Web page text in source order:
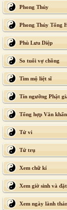
Phong Thủy
Phong Thủy Tổng
Phù Lưu Diệp
So tuổi vợ chồng
Tìm mộ liệt sĩ
Tín ngưỡng Phật
Tổng hợp Văn khấn
Tử vi
Tứ trụ
Xem chữ kí
Xem giờ sinh và
con
Xem ngày lành